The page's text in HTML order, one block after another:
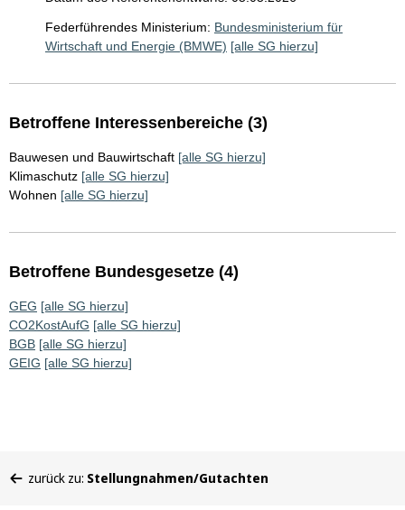
Federführendes Ministerium: Bundesministerium für
Wirtschaft und Energie (BMWE) [alle SG hierzu]
Betroffene Interessenbereiche (3)
Bauwesen und Bauwirtschaft [alle SG hierzu]
Klimaschutz [alle SG hierzu]
Wohnen [alle SG hierzu]
Betroffene Bundesgesetze (4)
GEG [alle SG hierzu]
CO2KostAufG [alle SG hierzu]
BGB [alle SG hierzu]
GEIG [alle SG hierzu]
befinden
zurück zu: Stellungnahmen/Gutachten